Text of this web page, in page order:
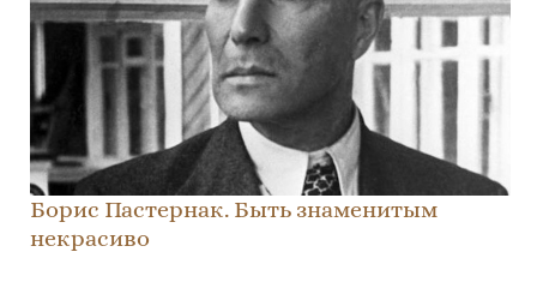
Борис Пастернак. Быть знаменитым
некрасиво